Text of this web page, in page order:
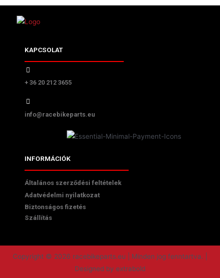
KAPCSOLAT
+ 36 20 212 3655
info@racebikeparts.eu
INFORMÁCIÓK
Általános szerződési feltételek
Adatvédelmi nyilatkozat
Biztonságos fizetés
Szállítás
Copyright © 2026 racebikeparts.eu | Minden jog fenntartva. |
Designed by extrabold